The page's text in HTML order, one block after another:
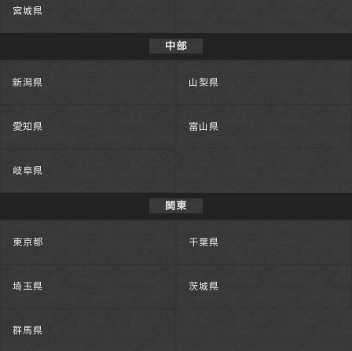
宮城県
中部
新潟県 山梨県
愛知県 富山県
岐阜県
関東
東京都 千葉県
埼玉県 茨城県
群馬県